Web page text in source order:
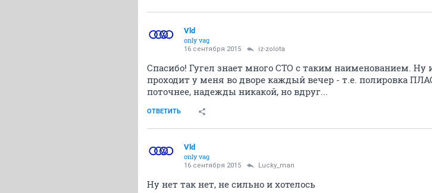
Vld
only vag
16 сентября 2015 iz-zolota
Спасибо! Гугел знает много СТО с таким наименованием. Ну
проходит у меня во дворе каждый вечер - т.е. полировка
поточнее, надежды никакой, но вдруг...
ОТВЕТИТЬ
Vld
only vag
16 сентября 2015 Lucky_man
Ну нет так нет, не сильно и хотелось